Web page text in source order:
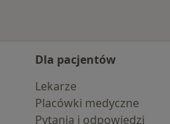
Dla pacjentów
Lekarze
Placówki medyczne
Pytania i odpowiedzi